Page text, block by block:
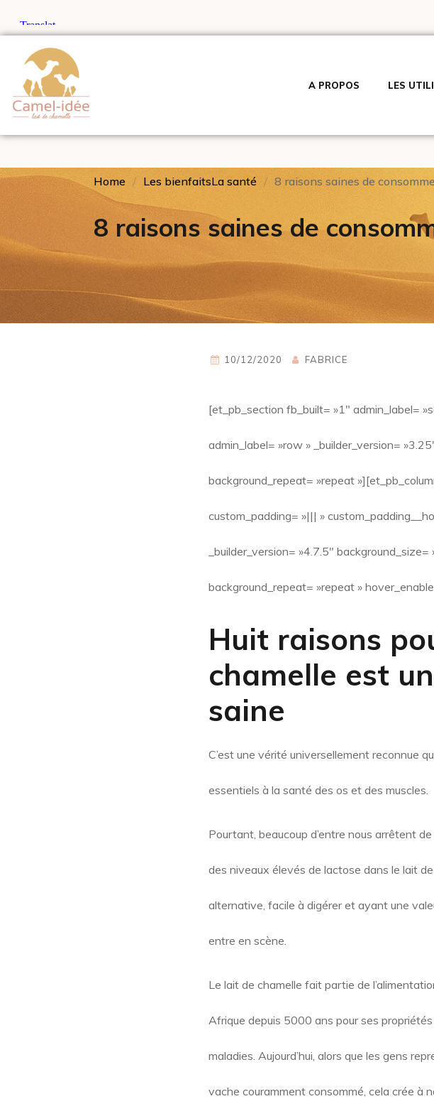
A PROPOS LES
Home Les bienfaitsLa santé 8 raisons saines de
8 raisons saines de
10/12/2020 FABRICE
[et_pb_section fb_built= »1″ admin_label=
admin_label= »row » _builder_version=
background_repeat= »repeat
custom_padding= »||| »
_builder_version= »4.7.5″
background_repeat= »repeat »
Huit raisons
chamelle est
saine
C’est une vérité universellement reconnue
essentiels à la santé des os et des muscles.
Pourtant, beaucoup d’entre nous arrêtent
des niveaux élevés de lactose dans le lait
alternative, facile à digérer et ayant une
entre en scène.
Le lait de chamelle fait partie de
Afrique depuis 5000 ans pour ses
maladies. Aujourd’hui, alors que les gens
vache couramment consommé, cela crée à